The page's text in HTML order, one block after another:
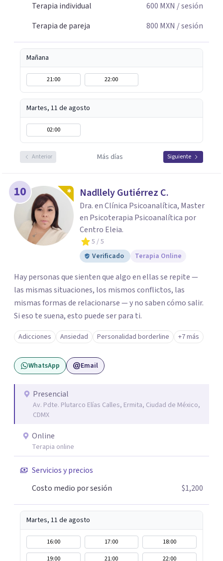
Terapia individual
600 MXN / sesión
Terapia de pareja
800 MXN / sesión
Mañana
21:00 22:00
Martes, 11 de agosto
02:00
Anterior Más días Siguiente
10 Nadllely Gutiérrez C.
Dra. en Clínica Psicoanalítica, Master
en Psicoterapia Psicoanalítica por
Centro Eleia.
5 / 5
Verificado
Terapia Online
Hay personas que sienten que algo en ellas se repite —
las mismas situaciones, los mismos conflictos, las
mismas formas de relacionarse — y no saben cómo salir.
Si eso te suena, esto puede ser para ti.
Adicciones Ansiedad Personalidad borderline +7 más
WhatsApp Email
Presencial
Av. Pdte. Plutarco Elías Calles, Ermita, Ciudad de México,
CDMX
Online
Terapia online
Servicios y precios
Costo medio por sesión
$1,200
Martes, 11 de agosto
16:00 17:00
18:00
19:00
21:00 22:00